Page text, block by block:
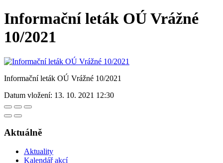
Informační leták OÚ Vrážné
10/2021
Informační leták OÚ Vrážné 10/2021
Datum vložení: 13. 10. 2021 12:30
Aktuálně
Aktuality
Kalendář akcí